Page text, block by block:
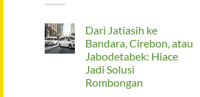
Dari Jatiasih ke
Bandara, Cirebon, atau
Jabodetabek: Hiace
Jadi Solusi
Rombongan